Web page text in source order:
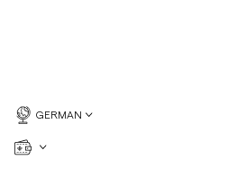
GERMAN